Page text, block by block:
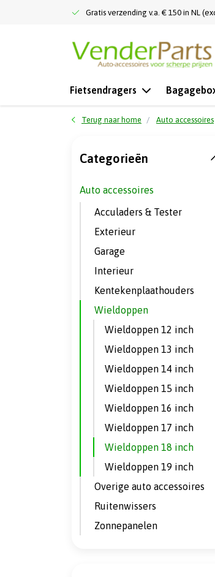
Gratis verzending v.a. € 150 in NL
Fietsendragers
Terug naar home Auto accessoires
Categorieën
Auto accessoires
Acculaders & Tester
Exterieur
Garage
Interieur
Kentekenplaathouders
Wieldoppen
Wieldoppen 12 inch
Wieldoppen 13 inch
Wieldoppen 14 inch
Wieldoppen 15 inch
Wieldoppen 16 inch
Wieldoppen 17 inch
Wieldoppen 18 inch
Wieldoppen 19 inch
Overige auto accessoires
Ruitenwissers
Zonnepanelen